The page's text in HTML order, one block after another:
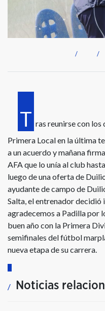
T ras reunirse con
Primera Local en la última
a un acuerdo y mañana
AFA que lo unía al club
luego de una oferta de
ayudante de campo de
Salta, el entrenador decidió
agradecemos a Padilla por
buen año con la Primera
semifinales del fútbol
nueva etapa de su carrera.
Noticias